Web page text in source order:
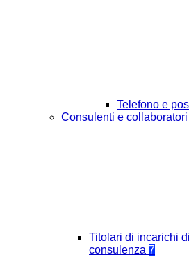
Telefono e
Consulenti e collaboratori
Titolari di incarichi
consulenza 7